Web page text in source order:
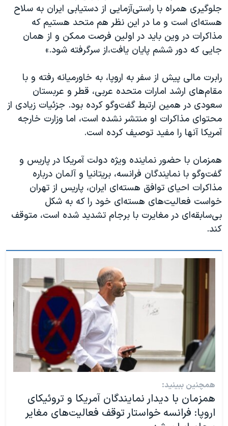
جلوگیری همراه با راستیآزمایی از دستیابی ایران به سلاح
هستهای است و ما در این نظر هم متحد هستیم که
مذاکرات در وین باید در اولین فرصت ممکن و از همان
جایی که دور ششم پایان یافت،از سرگرفته شود.»
رابرت مالی پیش از سفر به اروپا، به خاورمیانه رفته و با
مقام‌های ارشد امارات متحده عربی، قطر و عربستان
سعودی در همین ارتبط گفت‌وگو کرده بود. جزئیات زیادی از
محتوای مذاکرات او منتشر نشده است، اما وزارت خارجه
آمریکا آنها را مفید توصیف کرده است.
همزمان با حضور نماینده ویژه دولت آمریکا در پاریس و
گفت‌وگو با نمایندگان فرانسه، بریتانیا و آلمان درباره
مذاکرات احیای توافق هسته‌ای ایران، پاریس از تهران
خواست فعالیت‌های هسته‌ای خود را که به شکل
بی‌سابقه‌ای در مغایرت با برجام تشدید شده است، متوقف
کند.
همچنین ببینید:
همزمان با دیدار نمایندگان آمریکا و تروئیکای
اروپا: فرانسه خواستار توقف فعالیت‌های مغایر